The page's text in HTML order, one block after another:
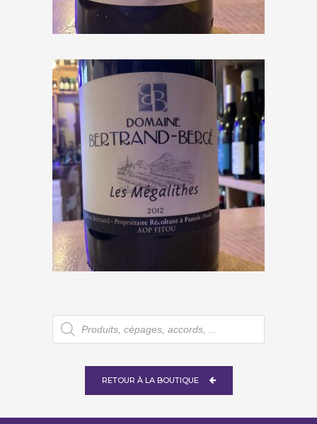
Domaine Bertrand Bergé « Les
Mégalithes » 2012
Recherche
de
produits
RETOUR À LA BOUTIQUE